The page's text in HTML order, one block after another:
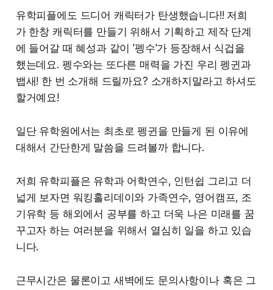
유학피플에도 드디어 캐릭터가 탄생했습니다!! 저희
가 한창 캐릭터를 만들기 위해서 기획하고 제작 단계
에 들어갈 때 혜성과 같이 '펭수'가 등장해서 식겁을
했는데요. 펭수와는 또다른 매력을 가진 우리 펭귄과
뱁새! 한 번 소개해 드릴까요? 소개하지말라고 하셔도
할거예요!
일단 유학원에서는 최초로 펭귄을 만들게 된 이유에
대해서 간단한게 말씀을 드려볼까 합니다.
저희 유학피플은 유학과 어학연수, 인턴쉽 그리고 더
넓게 보자면 워킹홀리데이와 가족연수, 영어캠프, 조
기유학 등 해외에서 공부를 하고 더욱 나은 미래를 꿈
꾸고자 하는 여러분을 위해서 열심히 일을 하고 있습
니다.
근무시간은 물론이고 새벽에도 문의사항이나 혹은 그